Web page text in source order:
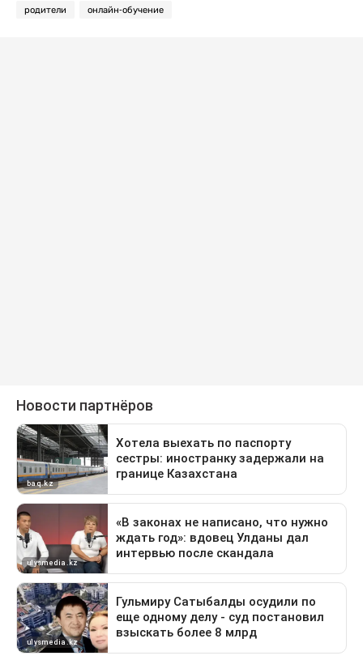
родители онлайн-обучение